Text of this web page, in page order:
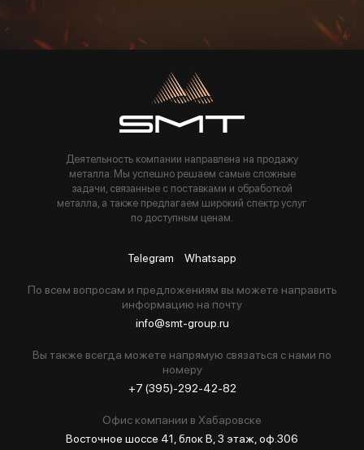
Пользуясь данной формой вы соглашаетесь с политикой компании
Деятельность компании направлена на продажу
металла. Мы успешно решаем самые сложные
задачи, связанные с поставками и обработкой
металла, а также предлагаем широкий спектр услуг
по доступным ценам.
Telegram Whatsapp
По всем вопросам и предложениям вы можете направить
информацию на почту
info@smt-group.ru
Вы также всегда можете напрямую связаться с нами по
номеру
+7 (395)-292-42-82
Офис компании в Хабаровске
Восточное шоссе 41, блок В, 3 этаж, оф.306